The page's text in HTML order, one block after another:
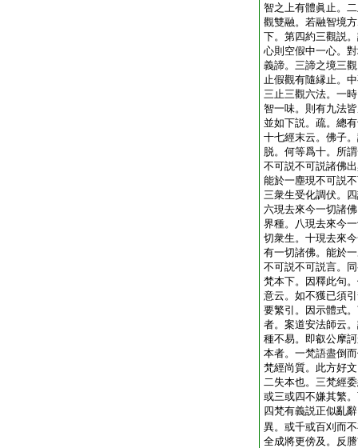
智之上有體眞止。
觀雙融。若融智境
下。第四約三觀説
心則空假中一心。
義諦。三諦之境三
止假觀有隨縁止。
三止三觀六法。一
智一味。則有九法
並如下説。疏。總
十七經末云。佛子
脱。何等爲十。所
不可説不可説諸佛
能於一塵現不可説
三衆生受化調伏。
六現去來今一切諸
界種。八現去來今
切衆生。十現去來
有一切諸佛。能於
不可説不可説言。
梵本下。因釋此句
意云。如不獲已須
要繁引。因示體式
者。案道安法師云
種不易。即叡公摩
本者。一梵語盡倒
梵經尚質。此方好
二失本也。三梵經
或三或四不嫌其繁
四梵有義説正似亂
異。或千或百刈而
全成將更傍及。反